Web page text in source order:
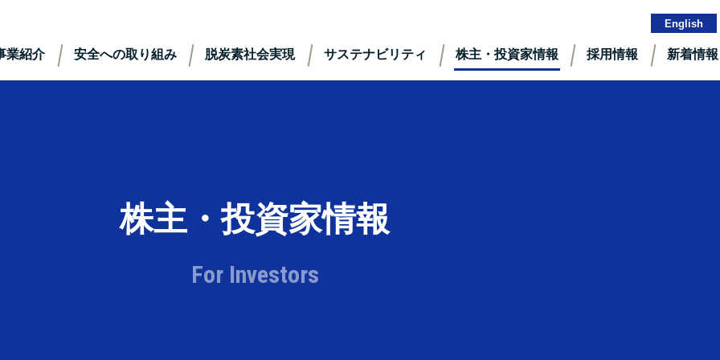
業紹介 安全への取り組み 脱炭素社会実現 サステナビリティ 株主・投資家情報 採⽤情報 新着情報
English
株主・投資家情報
For Investors